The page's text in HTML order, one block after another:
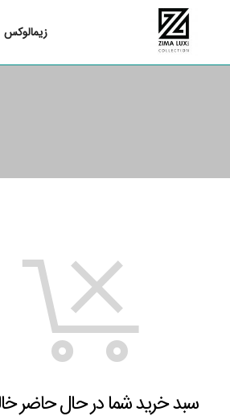
زیمالوکس
سبد خرید شما در حال حاضر